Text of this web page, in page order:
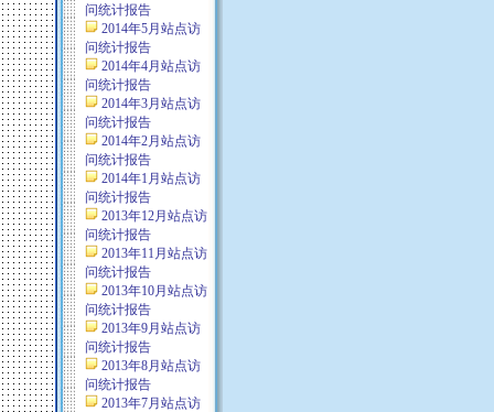
问统计报告
2014年5月站点访
问统计报告
2014年4月站点访
问统计报告
2014年3月站点访
问统计报告
2014年2月站点访
问统计报告
2014年1月站点访
问统计报告
2013年12月站点访
问统计报告
2013年11月站点访
问统计报告
2013年10月站点访
问统计报告
2013年9月站点访
问统计报告
2013年8月站点访
问统计报告
2013年7月站点访